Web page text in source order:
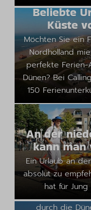
Beliebte
Küste
Möchten Sie ein
Nordholland
perfekte
Dünen? Bei
150
An der
kann
Ein Urlaub an
absolut zu
hat für
Sint
Lassen Sie
durch die